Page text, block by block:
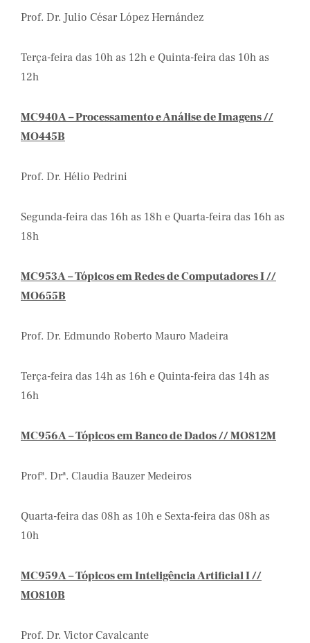
Prof. Dr. Julio César López Hernández
Terça-feira das 10h as 12h e Quinta-feira das 10h as
12h
MC940A – Processamento e Análise de Imagens //
MO445B
Prof. Dr. Hélio Pedrini
Segunda-feira das 16h as 18h e Quarta-feira das 16h as
18h
MC953A – Tópicos em Redes de Computadores I //
MO655B
Prof. Dr. Edmundo Roberto Mauro Madeira
Terça-feira das 14h as 16h e Quinta-feira das 14h as
16h
MC956A – Tópicos em Banco de Dados // MO812M
Profª. Drª. Claudia Bauzer Medeiros
Quarta-feira das 08h as 10h e Sexta-feira das 08h as
10h
MC959A – Tópicos em Inteligência Artificial I //
MO810B
Prof. Dr. Victor Cavalcante